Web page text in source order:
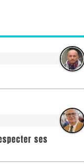
ses